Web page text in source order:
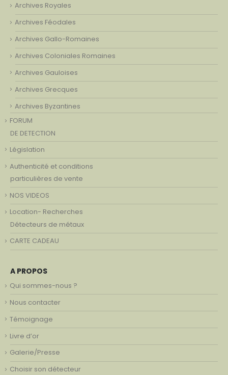
Archives Royales
Archives Féodales
Archives Gallo-Romaines
Archives Coloniales Romaines
Archives Gauloises
Archives Grecques
Archives Byzantines
FORUM
DE DETECTION
Législation
Authenticité et conditions
particulières de vente
NOS VIDEOS
Location- Recherches
Détecteurs de métaux
CARTE CADEAU
A PROPOS
Qui sommes-nous ?
Nous contacter
Témoignage
Livre d’or
Galerie/Presse
Choisir son détecteur